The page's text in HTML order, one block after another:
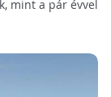
mint a pár évvel